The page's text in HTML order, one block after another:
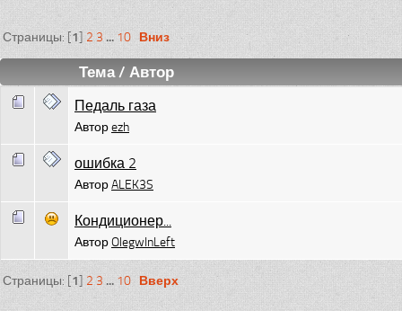
Страницы: [1] 2 3 ... 10 Вниз
Тема/ Автор
Педаль газа
Авторezh
ошибка 2
АвторALEK3S
Кондиционер...
АвторOlegwInLeft
Страницы: [1] 2 3 ... 10 Вверх